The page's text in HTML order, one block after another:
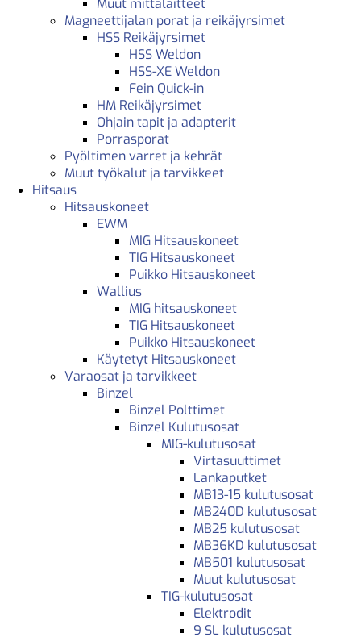
Magneettijalan porat ja reikäjyrsimet
HSS Reikäjyrsimet
HSS Weldon
HSS-XE Weldon
Fein Quick-in
HM Reikäjyrsimet
Ohjain tapit ja adapterit
Porrasporat
Pyöltimen varret ja kehrät
Muut työkalut ja tarvikkeet
Hitsaus
Hitsauskoneet
EWM
MIG Hitsauskoneet
TIG Hitsauskoneet
Puikko Hitsauskoneet
Wallius
MIG hitsauskoneet
TIG Hitsauskoneet
Puikko Hitsauskoneet
Käytetyt Hitsauskoneet
Varaosat ja tarvikkeet
Binzel
Binzel Polttimet
Binzel Kulutusosat
MIG-kulutusosat
Virtasuuttimet
Lankaputket
MB13-15 kulutusosat
MB240D kulutusosat
MB25 kulutusosat
MB36KD kulutusosat
MB501 kulutusosat
Muut kulutusosat
TIG-kulutusosat
Elektrodit
9 SL kulutusosat